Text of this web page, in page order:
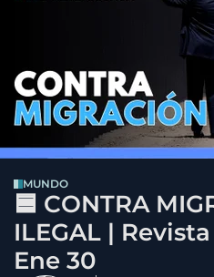
MUNDO
🟦 CONTRA
ILEGAL |
Ene 30